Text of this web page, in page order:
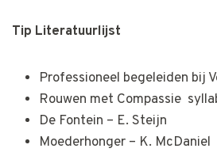
Tip Literatuurlijst
Professioneel begeleiden bij
Rouwen met Compassie
De Fontein – E. Steijn
Moederhonger – K. McDaniel